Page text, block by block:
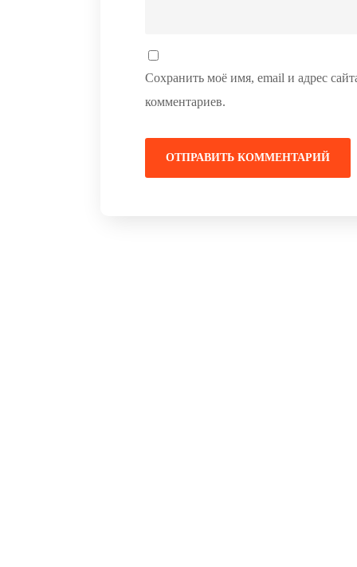
Сохранить моё имя, email и адрес
комментариев.